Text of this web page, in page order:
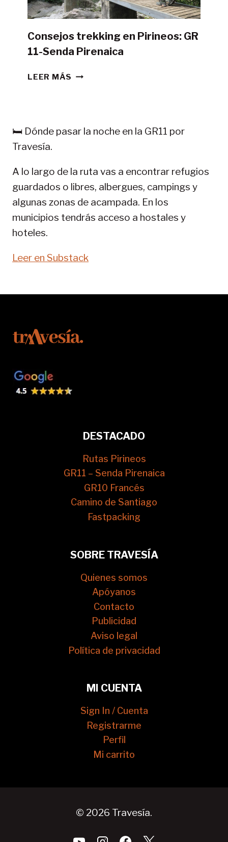
Consejos trekking en Pirineos: GR
11-Senda Pirenaica
LEER MÁS CONSEJOS
11-
🛏️ Dónde pasar la noche en la GR11 por
Travesía.
A lo largo de la ruta vas a encontrar refugios
guardados o libres, albergues, campings y
algunas zonas de acampada. En los
municipios tendrás acceso a hostales y
hoteles.
Leer en Substack
DESTACADO
Rutas Pirineos
GR11 – Senda Pirenaica
GR10 Francés
Camino de Santiago
Fastpacking
SOBRE TRAVESÍA
Quienes somos
Apóyanos
Contacto
Publicidad
Aviso legal
Política de privacidad
MI CUENTA
Sign In / Cuenta
Registrarme
Perfil
Mi carrito
© 2026 Travesía.